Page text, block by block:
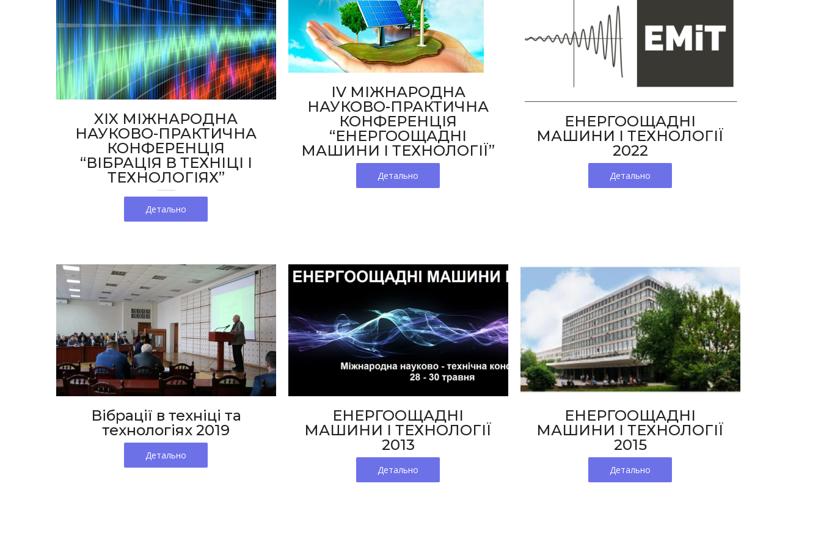
XIX МІЖНАРОДНА
НАУКОВО-ПРАКТИЧНА
КОНФЕРЕНЦІЯ
“ВІБРАЦІЯ В ТЕХНІЦІ І
ТЕХНОЛОГІЯХ”
Детально
IV МІЖНАРОДНА
НАУКОВО-ПРАКТИЧНА
КОНФЕРЕНЦІЯ
“ЕНЕРГООЩАДНІ
МАШИНИ І ТЕХНОЛОГІЇ”
Детально
ЕНЕРГООЩАДНІ
МАШИНИ І ТЕХНОЛОГІЇ
2022
Детально
Вібрації в техніці та
технологіях 2019
Детально
ЕНЕРГООЩАДНІ
МАШИНИ І ТЕХНОЛОГІЇ
2013​
Детально
ЕНЕРГООЩАДНІ
МАШИНИ І ТЕХНОЛОГІЇ
2015
Детально